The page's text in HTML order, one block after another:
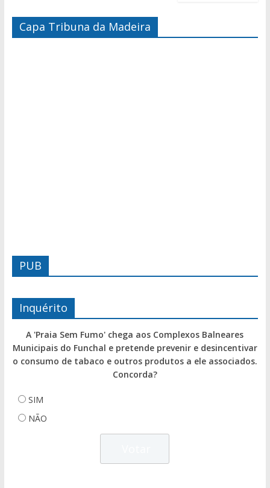
Capa Tribuna da Madeira
PUB
Inquérito
A 'Praia Sem Fumo' chega aos Complexos Balneares
Municipais do Funchal e pretende prevenir e desincentivar
o consumo de tabaco e outros produtos a ele associados.
Concorda?
SIM
NÃO